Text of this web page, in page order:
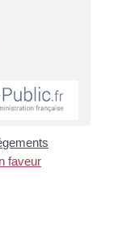
faveur